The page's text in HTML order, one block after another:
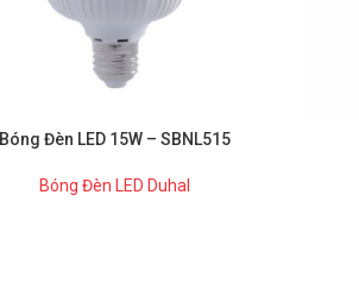
Bóng Đèn LED 15W – SBNL515
Bóng Đèn LED Duhal